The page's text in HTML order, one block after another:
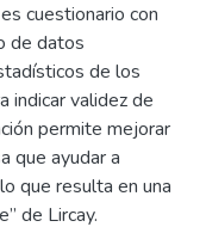
cuestionario con
de datos
de los
indicar validez de
permite mejorar
que ayudar a
que resulta en una
de Lircay.